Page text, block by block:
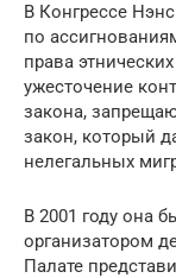
В Конгрессе
по
права
ужесточение
закона,
закон, который
нелегальных
В 2001 году она
организатором
Палате